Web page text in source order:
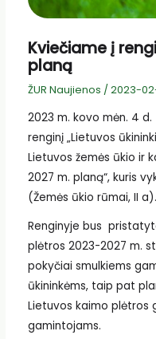
Kviečiame į
planą
ŽUR Naujienos / 2023-
2023 m. kovo mėn. 4
renginį „Lietuvos
Lietuvos žemės ūkio ir
2027 m. planą“, kuris
(Žemės ūkio rūmai, II a).
Renginyje bus
plėtros 2023-2027 m.
pokyčiai smulkiems
ūkininkėms, taip pat
Lietuvos kaimo plėtros
gamintojams.